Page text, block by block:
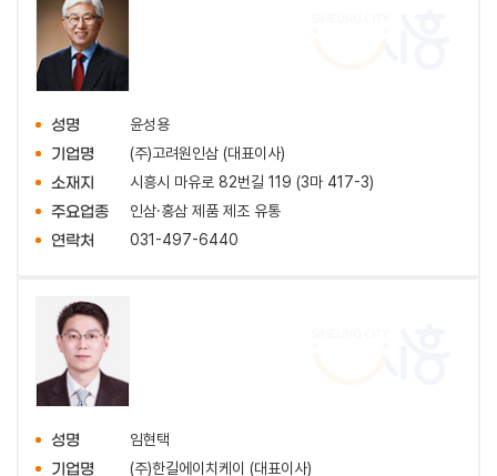
성명 윤성용
기업명 (주)고려원인삼 (대표이사)
소재지 시흥시 마유로 82번길 119 (3마 417-3)
주요업종 인삼·홍삼 제품 제조 유통
연락처 031-497-6440
성명 임현택
기업명 (주)한길에이치케이 (대표이사)